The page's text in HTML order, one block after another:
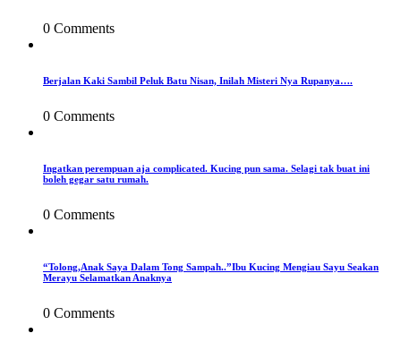
0 Comments
Berjalan Kaki Sambil Peluk Batu Nisan, Inilah Misteri Nya Rupanya….
0 Comments
Ingatkan perempuan aja complicated. Kucing pun sama. Selagi tak buat ini
boleh gegar satu rumah.
0 Comments
“Tolong,Anak Saya Dalam Tong Sampah..”Ibu Kucing Mengiau Sayu Seakan
Merayu Selamatkan Anaknya
0 Comments